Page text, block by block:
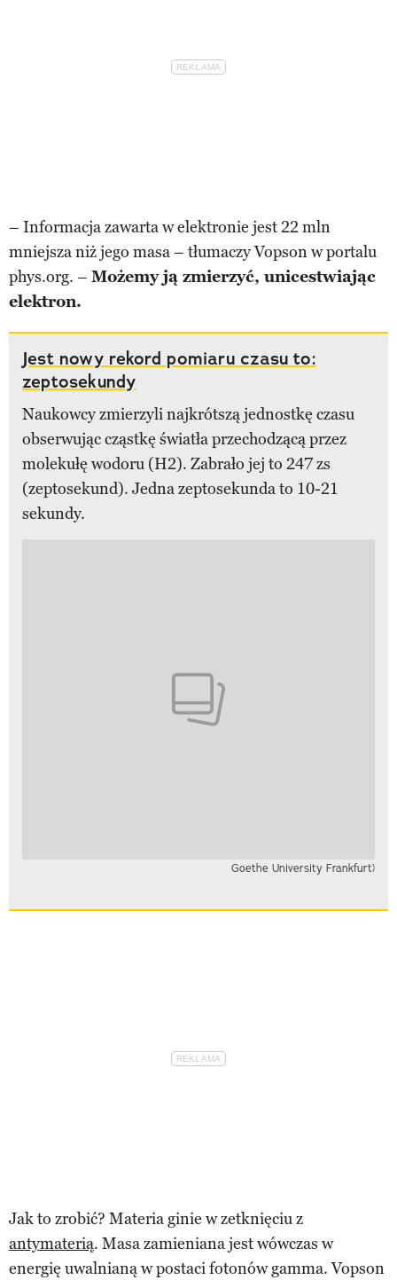
– Informacja zawarta w elektronie jest 22 mln
mniejsza niż jego masa – tłumaczy Vopson w portalu
phys.org. – Możemy ją zmierzyć, unicestwiając
elektron.
Jest nowy rekord pomiaru czasu to:
zeptosekundy
Naukowcy zmierzyli najkrótszą jednostkę czasu
obserwując cząstkę światła przechodzącą przez
molekułę wodoru (H2). Zabrało jej to 247 zs
(zeptosekund). Jedna zeptosekunda to 10-21
sekundy.
Goethe University Frankfurt)
Jak to zrobić? Materia ginie w zetknięciu z
antymaterią. Masa zamieniana jest wówczas w
energię uwalnianą w postaci fotonów gamma. Vopson